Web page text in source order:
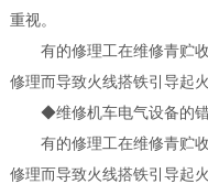
重视。
有的修理工在维修青贮收
修理而导致火线搭铁引导起
◆维修机车电气设备的错
有的修理工在维修青贮收
修理而导致火线搭铁引导起